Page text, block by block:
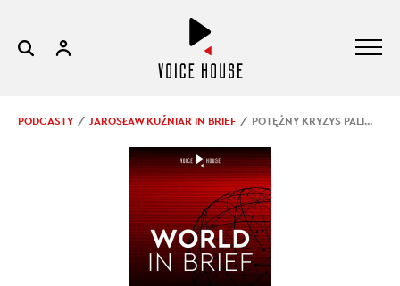
PODCASTY JAROSŁAW KUŹNIAR IN BRIEF POTĘŻNY KRYZYS PALIWOWY